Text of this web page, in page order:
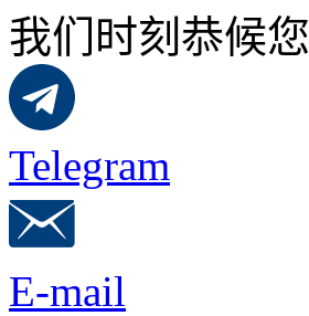
我们时刻恭候您
Telegram
E-mail